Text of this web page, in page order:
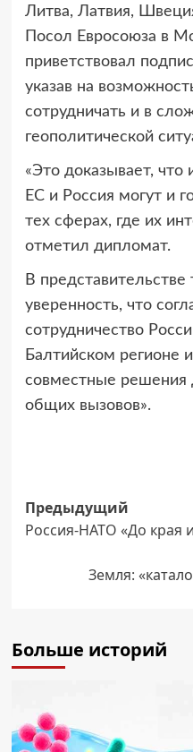
Литва, Латвия,
Посол Евросоюза в
приветствовал
указав на
сотрудничать и в
геополитической
«Это доказывает,
ЕС и Россия могут и
тех сферах, где их
отметил дипломат.
В
уверенность, что
сотрудничество
Балтийском регионе
совместные решения
общих вызовов».
Навигация
записи
Предыдущий
Россия-НАТО «До края
Земля:
Больше историй